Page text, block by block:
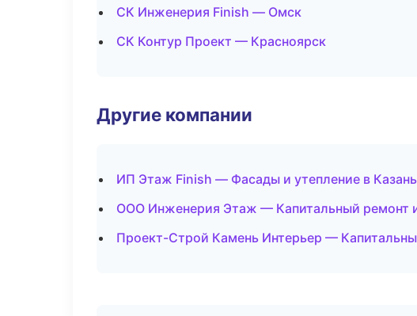
СК Инженерия Finish — Омск
СК Контур Проект — Красноярск
Другие компании
ИП Этаж Finish — Фасады и утепление в Казань
ООО Инженерия Этаж — Капитальный ремонт
Проект-Строй Камень Интерьер —